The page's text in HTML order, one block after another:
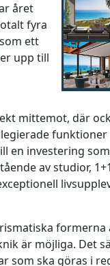
året
fyra
ett
upp till
mittemot, där
en investering
av studior,
är möjliga. Det
som ska göras i